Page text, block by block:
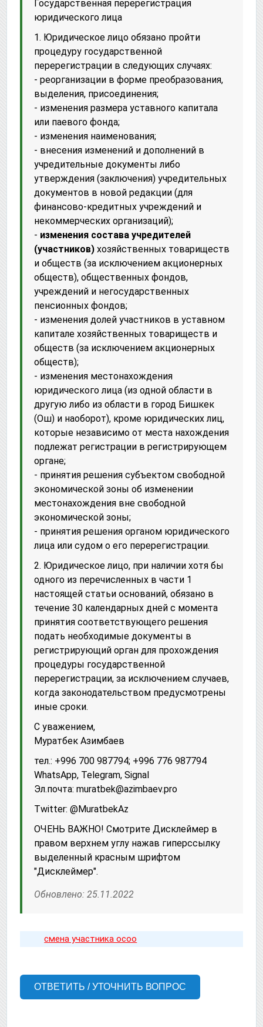
Государственная перерегистрация
юридического лица
1. Юридическое лицо обязано пройти
процедуру государственной
перерегистрации в следующих случаях:
- реорганизации в форме преобразования,
выделения, присоединения;
- изменения размера уставного капитала
или паевого фонда;
- изменения наименования;
- внесения изменений и дополнений в
учредительные документы либо
утверждения (заключения) учредительных
документов в новой редакции (для
финансово-кредитных учреждений и
некоммерческих организаций);
- изменения состава учредителей
(участников) хозяйственных товариществ
и обществ (за исключением акционерных
обществ), общественных фондов,
учреждений и негосударственных
пенсионных фондов;
- изменения долей участников в уставном
капитале хозяйственных товариществ и
обществ (за исключением акционерных
обществ);
- изменения местонахождения
юридического лица (из одной области в
другую либо из области в город Бишкек
(Ош) и наоборот), кроме юридических лиц,
которые независимо от места нахождения
подлежат регистрации в регистрирующем
органе;
- принятия решения субъектом свободной
экономической зоны об изменении
местонахождения вне свободной
экономической зоны;
- принятия решения органом юридического
лица или судом о его перерегистрации.
2. Юридическое лицо, при наличии хотя бы
одного из перечисленных в части 1
настоящей статьи оснований, обязано в
течение 30 календарных дней с момента
принятия соответствующего решения
подать необходимые документы в
регистрирующий орган для прохождения
процедуры государственной
перерегистрации, за исключением случаев,
когда законодательством предусмотрены
иные сроки.
С уважением,
Муратбек Азимбаев
тел.: +996 700 987794; +996 776 987794
WhatsApp, Telegram, Signal
Эл.почта: muratbek@azimbaev.pro
Twitter: @MuratbekAz
ОЧЕНЬ ВАЖНО! Смотрите Дисклеймер в
правом верхнем углу нажав гиперссылку
выделенный красным шрифтом
"Дисклеймер".
Обновлено: 25.11.2022
смена участника осоо
ОТВЕТИТЬ / УТОЧНИТЬ ВОПРОС